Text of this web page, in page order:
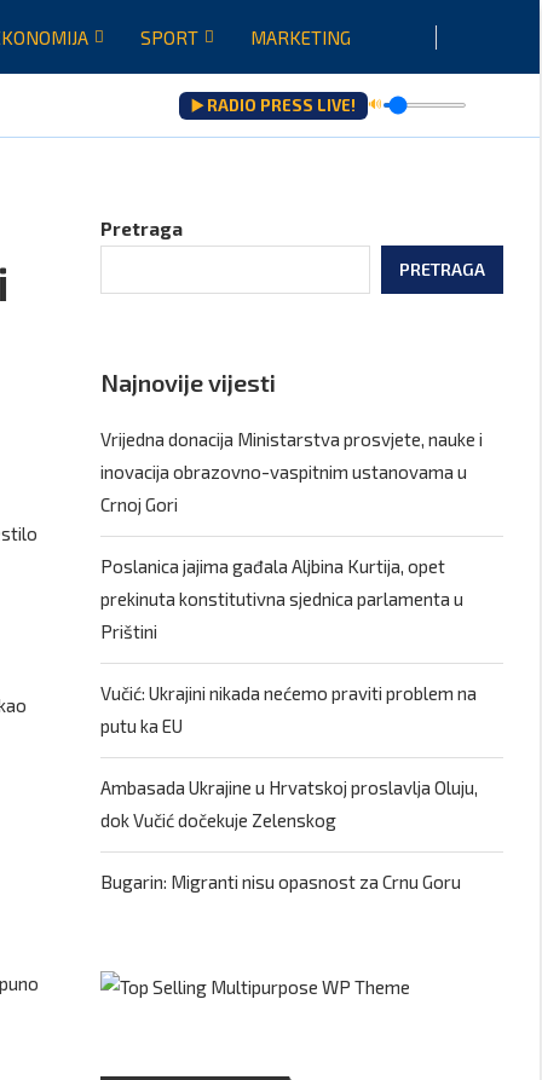
SPORT MARKETING
▶️ RADIO PRESS LIVE! 🔊
Pretraga
PRETRAGA
Najnovije vijesti
Vrijedna donacija Ministarstva prosvjete, nauke i
inovacija obrazovno-vaspitnim ustanovama u
Crnoj Gori
Poslanica jajima gađala Aljbina Kurtija, opet
prekinuta konstitutivna sjednica parlamenta u
Prištini
Vučić: Ukrajini nikada nećemo praviti problem na
putu ka EU
Ambasada Ukrajine u Hrvatskoj proslavlja Oluju,
dok Vučić dočekuje Zelenskog
Bugarin: Migranti nisu opasnost za Crnu Goru